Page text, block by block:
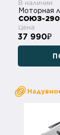
В наличии
Моторная
СОЮЗ-290
Цена
37 990₽